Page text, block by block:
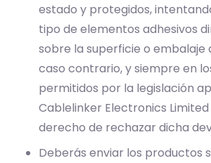
estado y protegidos,
tipo de elementos adhesivos
sobre la superficie o embalaje
caso contrario, y siempre en
permitidos por la legislación
Cablelinker Electronics
derecho de rechazar dicha
Deberás enviar los productos